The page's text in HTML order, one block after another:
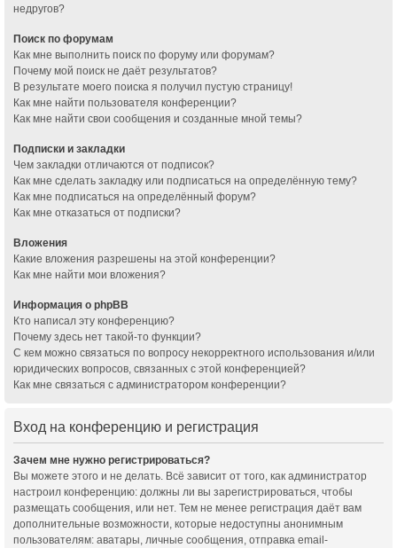
недругов?
Поиск по форумам
Как мне выполнить поиск по форуму или форумам?
Почему мой поиск не даёт результатов?
В результате моего поиска я получил пустую страницу!
Как мне найти пользователя конференции?
Как мне найти свои сообщения и созданные мной темы?
Подписки и закладки
Чем закладки отличаются от подписок?
Как мне сделать закладку или подписаться на определённую тему?
Как мне подписаться на определённый форум?
Как мне отказаться от подписки?
Вложения
Какие вложения разрешены на этой конференции?
Как мне найти мои вложения?
Информация о phpBB
Кто написал эту конференцию?
Почему здесь нет такой-то функции?
С кем можно связаться по вопросу некорректного использования и/или
юридических вопросов, связанных с этой конференцией?
Как мне связаться с администратором конференции?
Вход на конференцию и регистрация
Зачем мне нужно регистрироваться?
Вы можете этого и не делать. Всё зависит от того, как администратор
настроил конференцию: должны ли вы зарегистрироваться, чтобы
размещать сообщения, или нет. Тем не менее регистрация даёт вам
дополнительные возможности, которые недоступны анонимным
пользователям: аватары, личные сообщения, отправка email-